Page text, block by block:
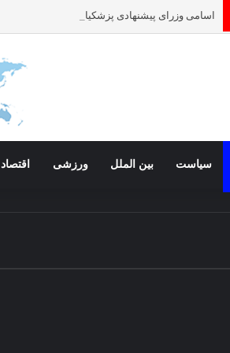
اسامی وزرای پیشنهادی پزشکیان به مجلس
سیاست بین الملل ورزشی اقتصاد